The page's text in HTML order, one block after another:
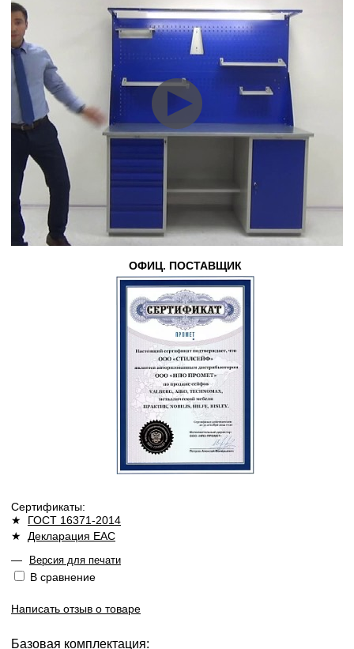
ОФИЦ. ПОСТАВЩИК
Сертификаты:
★ ГОСТ 16371-2014
★ Декларация ЕАС
—
Версия для печати
В сравнение
Написать отзыв о товаре
Базовая комплектация: